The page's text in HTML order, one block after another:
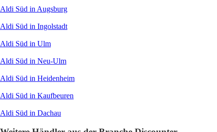
Aldi Süd in Augsburg
Aldi Süd in Ingolstadt
Aldi Süd in Ulm
Aldi Süd in Neu-Ulm
Aldi Süd in Heidenheim
Aldi Süd in Kaufbeuren
Aldi Süd in Dachau